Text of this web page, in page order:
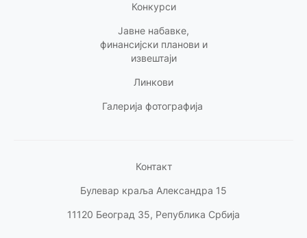
Конкурси
Јавне набавке,
финансијски планови и
извештаји
Линкови
Галерија фотографија
Контакт
Булевар краља Александра 15
11120 Београд 35, Република Србија